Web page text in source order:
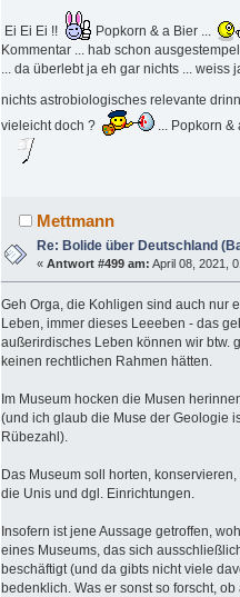
Ei Ei Ei !! Popkorn & a Bier ...
Kommentar ... hab schon
... da überlebt ja eh gar nichts ... weiss
nichts astrobiologisches relevante
vieleicht doch ?
... Popkorn &
Mettmann
Re: Bolide über Deutschland
«Antwort #499 am: April 08, 2021,
Geh Orga, die Kohligen sind auch nur
Leben, immer dieses Leeeben - das
außerirdisches Leben können wir btw.
keinen rechtlichen Rahmen hätten.
Im Museum hocken die Musen
(und ich glaub die Muse der Geologie
Rübezahl).
Das Museum soll horten,
die Unis und dgl. Einrichtungen.
Insofern ist jene Aussage getroffen,
eines Museums, das sich
beschäftigt (und da gibts nicht viele
bedenklich. Was er sonst so forscht,